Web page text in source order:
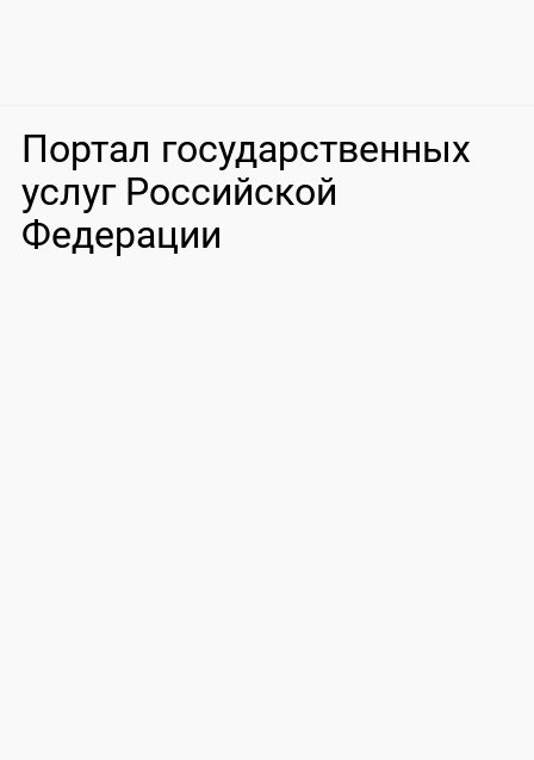
Портал государственных
услуг Российской
Федерации